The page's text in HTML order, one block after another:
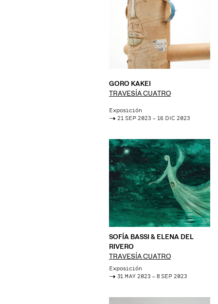
GORO KAKEI
TRAVESÍA CUATRO
Exposición
-> 21 SEP 2023 – 16 DIC 2023
SOFÍA BASSI & ELENA DEL
RIVERO
TRAVESÍA CUATRO
Exposición
-> 31 MAY 2023 – 8 SEP 2023